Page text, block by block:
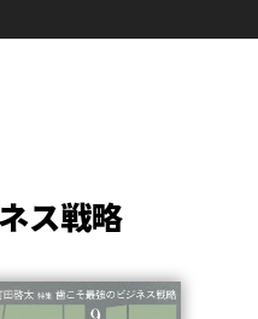
ス戦略